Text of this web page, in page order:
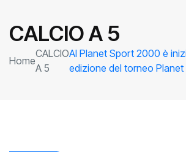
CALCIO A 5
Home
CALCIO
A 5
Al Planet Sport 2000 è
edizione del torneo Planet